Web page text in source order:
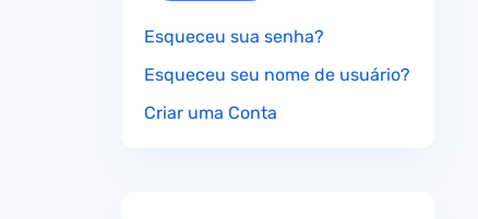
Esqueceu sua senha?
Esqueceu seu nome de usuário?
Criar uma Conta